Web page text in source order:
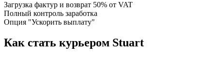
Загрузка фактур и возврат 50% от VAT
Полный контроль заработка
Опция "Ускорить выплату"
Как стать курьером Stuart